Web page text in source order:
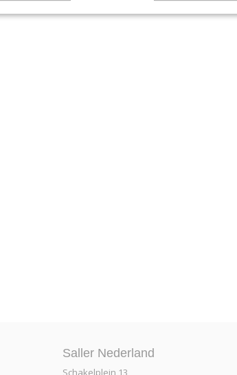
Saller Nederland
Schakelplein 13